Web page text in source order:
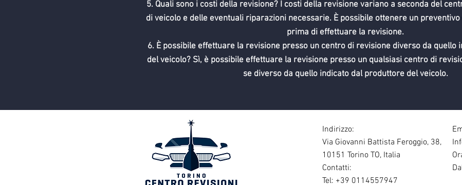
Quali sono i costi della revisione? I costi della revisione variano a seconda del
di veicolo e delle eventuali riparazioni necessarie. È possibile ottenere un
prima di effettuare la revisione.
È possibile effettuare la revisione presso un centro di revisione diverso da quello
del veicolo? Sì, è possibile effettuare la revisione presso un qualsiasi centro di
se diverso da quello indicato dal produttore del veicolo.
Indirizzo:
Via Giovanni Battista Feroggio, 38,
10151 Torino TO, Italia
Contatti:
Tel: +39 0114557947